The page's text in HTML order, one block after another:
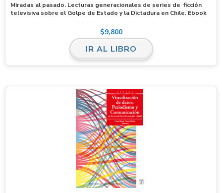
Miradas al pasado. Lecturas generacionales de series de ficción
televisiva sobre el Golpe de Estado y la Dictadura en Chile. Ebook
$9,800
IR AL LIBRO